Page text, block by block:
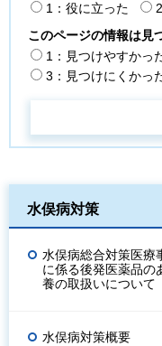
1：役に立った
このページの情報は見
1：見つけやすかっ
3：見つけにくかっ
水俣病対策
水俣病総合対策医療
に係る後発医薬品の
養の取扱いについて
水俣病対策概要